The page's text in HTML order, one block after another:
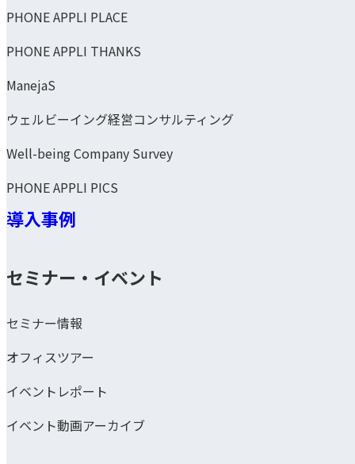
PHONE APPLI PLACE
PHONE APPLI THANKS
ManejaS
ウェルビーイング経営コンサルティング
Well-being Company Survey
PHONE APPLI PICS
導入事例
セミナー・イベント
セミナー情報
オフィスツアー
イベントレポート
イベント動画アーカイブ